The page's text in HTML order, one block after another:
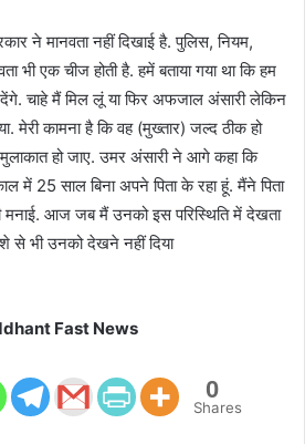
ने मानवता नहीं दिखाई है. पुलिस, नियम,
भी एक चीज होती है. हमें बताया गया था कि हम
चाहे मैं मिल लूं या फिर अफजाल अंसारी लेकिन
मेरी कामना है कि वह (मुख्तार) जल्द ठीक हो
हो जाए. उमर अंसारी ने आगे कहा कि
25 साल बिना अपने पिता के रहा हूं. मैंने पिता
मनाई. आज जब मैं उनको इस परिस्थिति में देखता
से भी उनको देखने नहीं दिया
Fast News
0
Shares